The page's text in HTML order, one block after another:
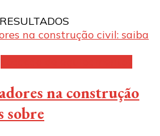
na construção
sobre